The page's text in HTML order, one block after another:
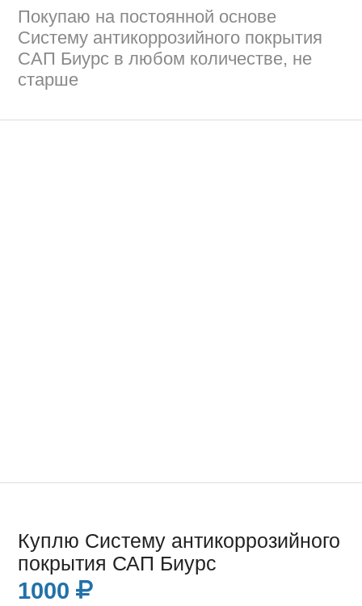
Покупаю на постоянной основе
Систему антикоррозийного покрытия
САП Биурс в любом количестве, не
старше
Куплю Систему антикоррозийного
покрытия САП Биурс
1000